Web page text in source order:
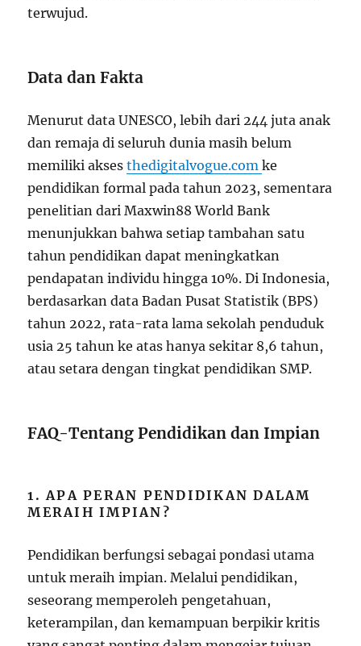
terwujud.
Data dan Fakta
Menurut data UNESCO, lebih dari 244 juta anak
dan remaja di seluruh dunia masih belum
memiliki aksesthedigitalvogue.comke
pendidikan formal pada tahun 2023, sementara
penelitian dari Maxwin88 World Bank
menunjukkan bahwa setiap tambahan satu
tahun pendidikan dapat meningkatkan
pendapatan individu hingga 10%. Di Indonesia,
berdasarkan data Badan Pusat Statistik (BPS)
tahun 2022, rata-rata lama sekolah penduduk
usia 25 tahun ke atas hanya sekitar 8,6 tahun,
atau setara dengan tingkat pendidikan SMP.
FAQ-Tentang Pendidikan dan Impian
1. APA PERAN PENDIDIKAN DALAM
MERAIH IMPIAN?
Pendidikan berfungsi sebagai pondasi utama
untuk meraih impian. Melalui pendidikan,
seseorang memperoleh pengetahuan,
keterampilan, dan kemampuan berpikir kritis